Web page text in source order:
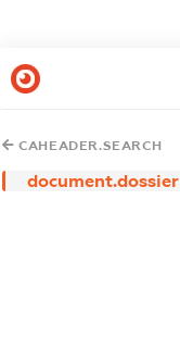
CAHEADER.SEARCH
document.dossier